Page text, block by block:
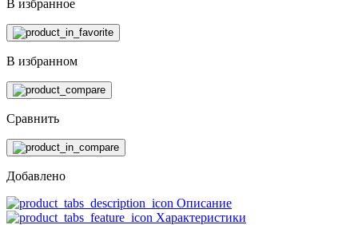
В избранное
В избранном
Сравнить
Добавлено
Описание
Характеристики